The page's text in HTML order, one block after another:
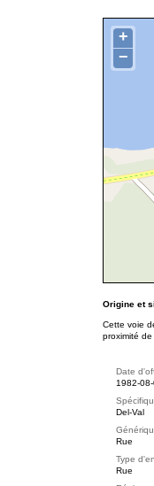
+
−
Origine et
Cette voie
proximité de
Date
1982-
Del-Val
Rue
Type
Rue